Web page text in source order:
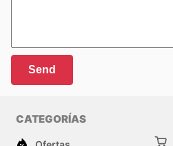
Send
CATEGORÍAS